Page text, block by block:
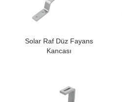
Solar Raf Düz Fayans
Kancası